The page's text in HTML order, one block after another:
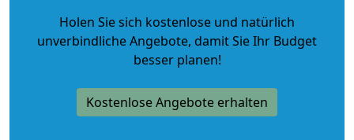
Holen Sie sich kostenlose und natürlich
unverbindliche Angebote, damit Sie Ihr Budget
besser planen!
Kostenlose Angebote erhalten